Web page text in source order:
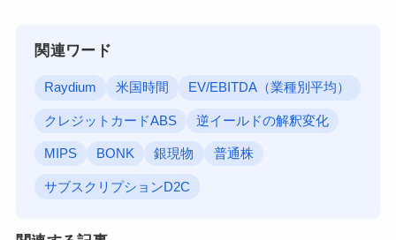
関連ワード
Raydium 米国時間 EV/EBITDA（業種別平均）
クレジットカードABS 逆イールドの解釈変化
MIPS BONK 銀現物 普通株
サブスクリプションD2C